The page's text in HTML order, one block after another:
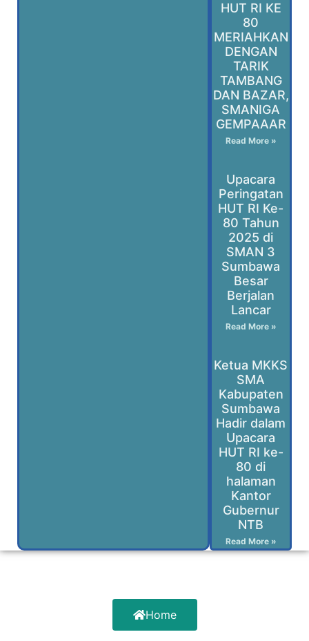
HUT RI KE
80
MERIAHKAN
DENGAN
TARIK
TAMBANG
DAN BAZAR,
SMANIGA
GEMPAAAR
Read More »
Upacara
Peringatan
HUT RI Ke-
80 Tahun
2025 di
SMAN 3
Sumbawa
Besar
Berjalan
Lancar
Read More »
Ketua MKKS
SMA
Kabupaten
Sumbawa
Hadir dalam
Upacara
HUT RI ke-
80 di
halaman
Kantor
Gubernur
NTB
Read More »
Home